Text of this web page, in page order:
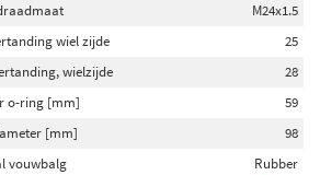
M24x1.5
wiel zijde
25
wielzijde
28
o-ring [mm]
59
[mm]
98
vouwbalg
Rubber